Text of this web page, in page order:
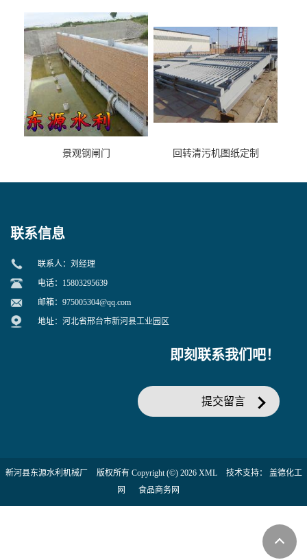
景观钢闸门 回转清污机图纸定制
联系信息
联系人：刘经理
电话：15803295639
邮箱： 975005304@qq.com
地址：河北省邢台市新河县工业园区
即刻联系我们吧！
提交留言
新河县东源水利机械厂 版权所有 Copyright (©) 2026 XML 技术支持： 盖德化工
网
食品商务网